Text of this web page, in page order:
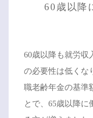
60歳以降
60歳以降も就労収
の必要性は低くな
職老齢年金の基準
とで、65歳以降